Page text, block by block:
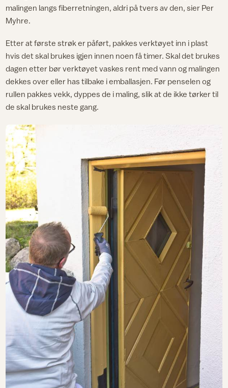
malingen langs fiberretningen, aldri på tvers av den, sier Per
Myhre.
Etter at første strøk er påført, pakkes verktøyet inn i plast
hvis det skal brukes igjen innen noen få timer. Skal det brukes
dagen etter bør verktøyet vaskes rent med vann og malingen
dekkes over eller has tilbake i emballasjen. Før penselen og
rullen pakkes vekk, dyppes de i maling, slik at de ikke tørker til
de skal brukes neste gang.